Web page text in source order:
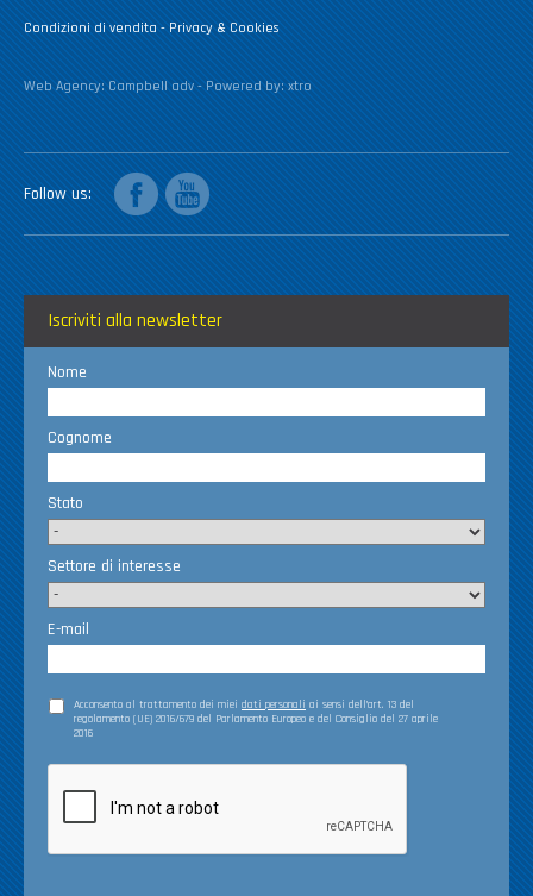
Condizioni di vendita - Privacy & Cookies
Web Agency: Campbell adv - Powered by: xtro
Follow us
facebookyoutube
Iscriviti alla newsletter
Nome
Cognome
Stato
Settore di interesse
E-mail
Acconsento al trattamento dei miei dati personali ai sensi dell’art. 13 del
regolamento (UE) 2016/679 del Parlamento Europeo e del Consiglio del 27 aprile
2016